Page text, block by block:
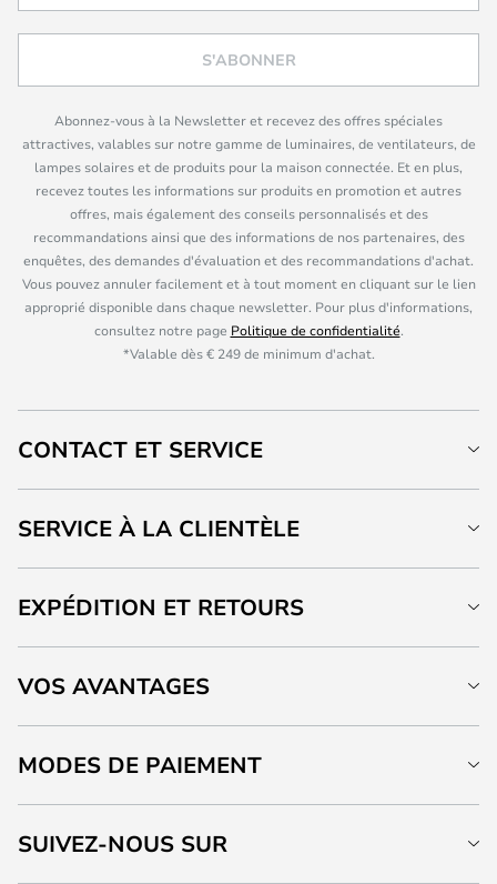
S'ABONNER
Abonnez-vous à la Newsletter et recevez des offres spéciales
attractives, valables sur notre gamme de luminaires, de ventilateurs, de
lampes solaires et de produits pour la maison connectée. Et en plus,
recevez toutes les informations sur produits en promotion et autres
offres, mais également des conseils personnalisés et des
recommandations ainsi que des informations de nos partenaires, des
enquêtes, des demandes d'évaluation et des recommandations d'achat.
Vous pouvez annuler facilement et à tout moment en cliquant sur le lien
approprié disponible dans chaque newsletter. Pour plus d'informations,
consultez notre page Politique de confidentialité.
*Valable dès € 249 de minimum d'achat.
CONTACT ET SERVICE
SERVICE À LA CLIENTÈLE
EXPÉDITION ET RETOURS
VOS AVANTAGES
MODES DE PAIEMENT
SUIVEZ-NOUS SUR